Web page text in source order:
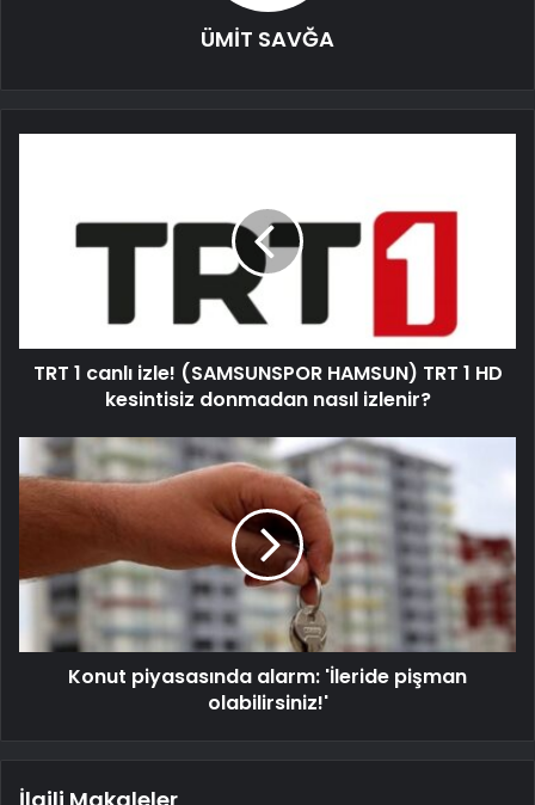
ÜMİT SAVĞA
TRT 1 canlı izle! (SAMSUNSPOR HAMSUN) TRT 1 HD
kesintisiz donmadan nasıl izlenir?
Konut piyasasında alarm: 'İleride pişman
olabilirsiniz!'